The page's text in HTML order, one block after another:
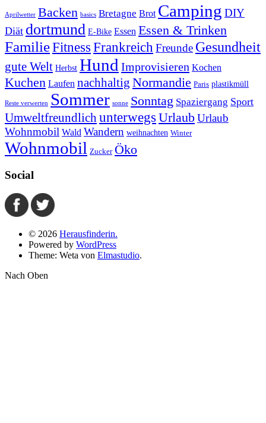
Aprilwetter Backen basics Bretagne Brot Camping DIY
Diät dortmund E-Bike Essen Essen & Trinken
FamilieFitness Frankreich Freunde Gesundheit
gute Welt Herbst Hund Improvisieren Kochen
Kuchen Laufen nachhaltig Normandie Paris plastikmüll
Reste verwerten Sommer sonne Sonntag Spaziergang Sport
Umweltfreundlich unterwegs UrlaubUrlaub
Wohnmobil Wald Wandern weihnachten Winter
Wohnmobil Zucker Öko
Social
© 2026 Herausfinderin.
Powered by WordPress
Theme: Weta von Elmastudio.
Nach Oben